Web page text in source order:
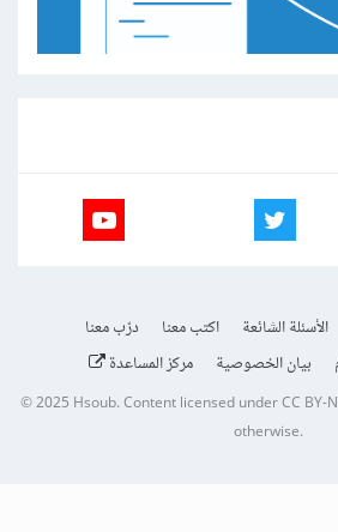
الأسئلة الشائعة اكتب معنا
درّب معنا
بيان الخصوصية مركز المساعدة
© 2025Hsoub.Content licensed underCC BY-
otherwise.